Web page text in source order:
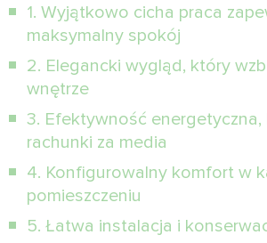
1. Wyjątkowo cicha praca
maksymalny spokój
2. Elegancki wygląd, który
wnętrze
3. Efektywność energetyczna,
rachunki za media
4. Konfigurowalny komfort w
pomieszczeniu
5. Łatwa instalacja i